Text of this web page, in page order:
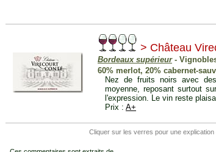
> Château
Bordeaux supérieur-
60% merlot, 20% cabernet-
Nez de fruits noirs avec
moyenne, reposant surtout
l'expression. Le vin reste
Prix : A+
Cliquer sur les verres pour une